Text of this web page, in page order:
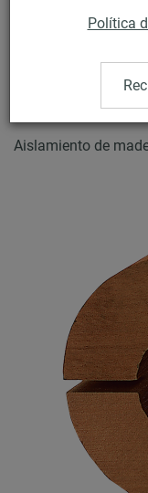
Política
Aislamiento de